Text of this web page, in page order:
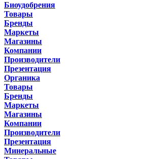
Биоудобрения
Товары
Бренды
Маркеты
Магазины
Компании
Производители
Презентация
Органика
Товары
Бренды
Маркеты
Магазины
Компании
Производители
Презентация
Минеральные